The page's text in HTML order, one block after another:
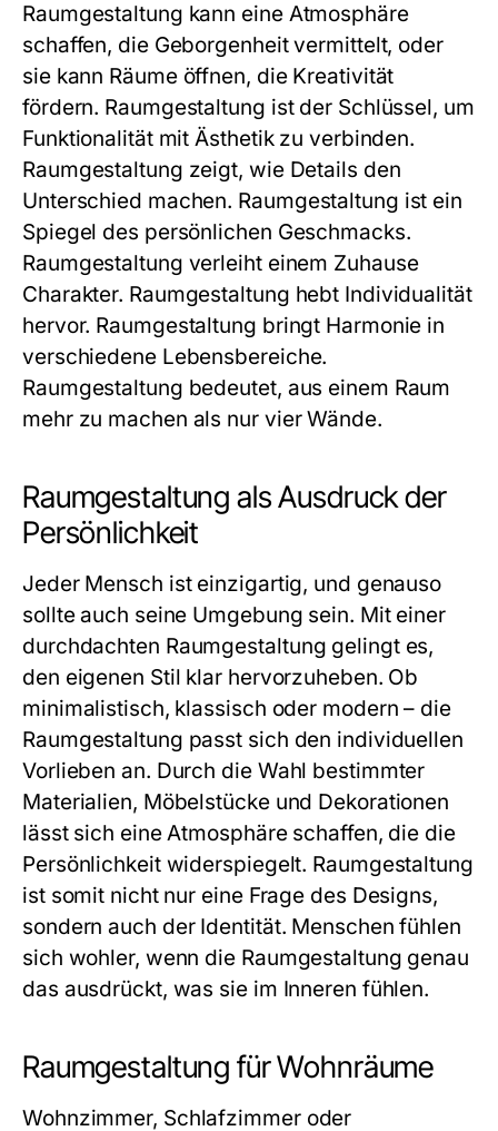
Raumgestaltung kann eine Atmosphäre
schaffen, die Geborgenheit vermittelt, oder
sie kann Räume öffnen, die Kreativität
fördern. Raumgestaltung ist der Schlüssel, um
Funktionalität mit Ästhetik zu verbinden.
Raumgestaltung zeigt, wie Details den
Unterschied machen. Raumgestaltung ist ein
Spiegel des persönlichen Geschmacks.
Raumgestaltung verleiht einem Zuhause
Charakter. Raumgestaltung hebt Individualität
hervor. Raumgestaltung bringt Harmonie in
verschiedene Lebensbereiche.
Raumgestaltung bedeutet, aus einem Raum
mehr zu machen als nur vier Wände.
Raumgestaltung als Ausdruck der
Persönlichkeit
Jeder Mensch ist einzigartig, und genauso
sollte auch seine Umgebung sein. Mit einer
durchdachten Raumgestaltung gelingt es,
den eigenen Stil klar hervorzuheben. Ob
minimalistisch, klassisch oder modern – die
Raumgestaltung passt sich den individuellen
Vorlieben an. Durch die Wahl bestimmter
Materialien, Möbelstücke und Dekorationen
lässt sich eine Atmosphäre schaffen, die die
Persönlichkeit widerspiegelt. Raumgestaltung
ist somit nicht nur eine Frage des Designs,
sondern auch der Identität. Menschen fühlen
sich wohler, wenn die Raumgestaltung genau
das ausdrückt, was sie im Inneren fühlen.
Raumgestaltung für Wohnräume
Wohnzimmer, Schlafzimmer oder